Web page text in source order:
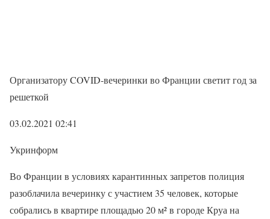
Организатору COVID-вечеринки во Франции светит год за
решеткой
03.02.2021 02:41
Укринформ
Во Франции в условиях карантинных запретов полиция
разоблачила вечеринку с участием 35 человек, которые
собрались в квартире площадью 20 м² в городе Круа на